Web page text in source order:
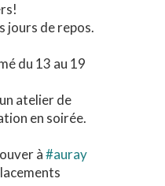
jours de repos.
du 13 au 19
atelier de
en soirée.
à#auray